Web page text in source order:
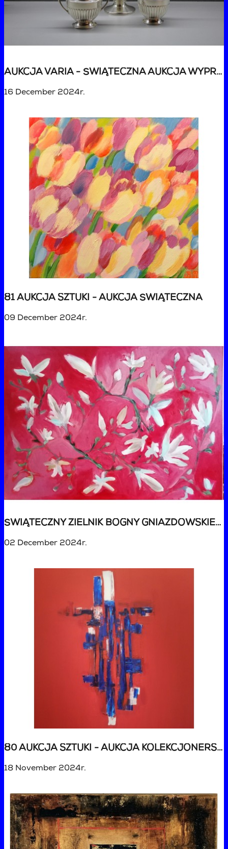
AUKCJA VARIA - ŚWIĄTECZNA AUKCJA WYPRZEDAŻOWA
16 December 2024r.
81 AUKCJA SZTUKI - AUKCJA ŚWIĄTECZNA
09 December 2024r.
ŚWIĄTECZNY ZIELNIK BOGNY GNIAZDOWSKIEJ - AUKCJA DLA BOGNY GNIAZDOWSKIEJ
02 December 2024r.
80 AUKCJA SZTUKI - AUKCJA KOLEKCJONERSKA
18 November 2024r.